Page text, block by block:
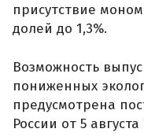
присутствие
долей до 1,3%.
Возможность
пониженных
предусмотрена
России от 5